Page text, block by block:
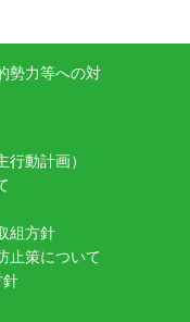
勢力等への対
動計画）
組方針
止策について
針